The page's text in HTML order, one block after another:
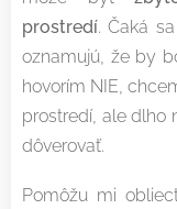
prostredí. Čaká
oznamujú, že by
hovorím NIE,
prostredí, ale dlho
dôverovať.
Pomôžu mi